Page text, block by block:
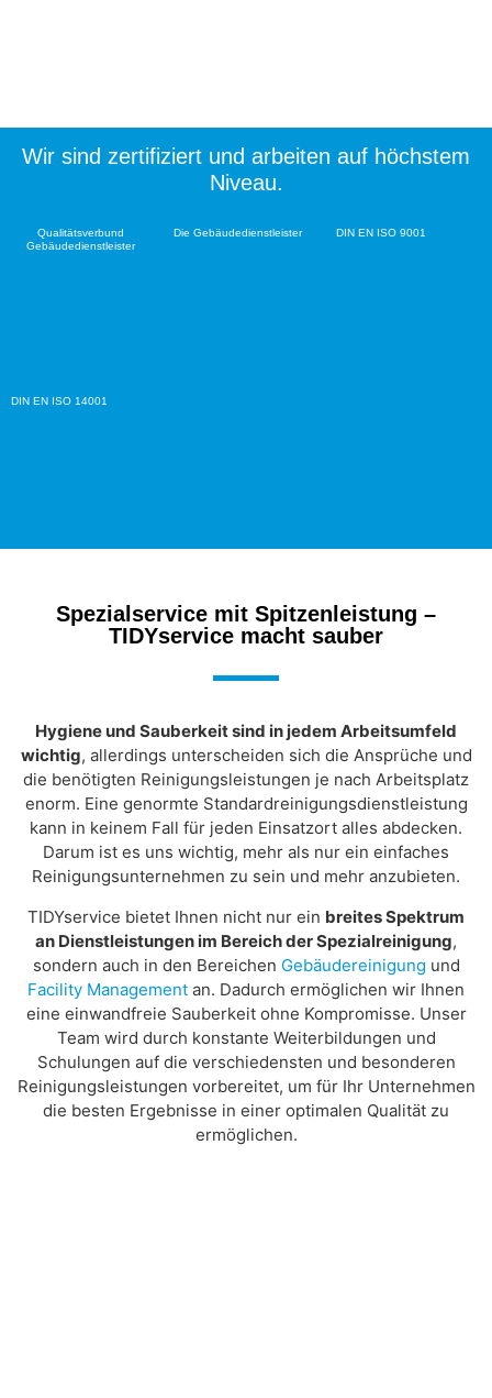
Wir sind zertifiziert und arbeiten auf höchstem
Niveau.
Qualitätsverbund
Gebäudedienstleister
Die Gebäudedienstleister DIN EN ISO 9001
DIN EN ISO 14001
Spezialservice mit Spitzenleistung –
TIDYservice macht sauber
Hygiene und Sauberkeit sind in jedem Arbeitsumfeld
wichtig, allerdings unterscheiden sich die Ansprüche und
die benötigten Reinigungsleistungen je nach Arbeitsplatz
enorm. Eine genormte Standardreinigungsdienstleistung
kann in keinem Fall für jeden Einsatzort alles abdecken.
Darum ist es uns wichtig, mehr als nur ein einfaches
Reinigungsunternehmen zu sein und mehr anzubieten.
TIDYservice bietet Ihnen nicht nur ein breites Spektrum
an Dienstleistungen im Bereich der Spezialreinigung,
sondern auch in den Bereichen Gebäudereinigung und
Facility Management an. Dadurch ermöglichen wir Ihnen
eine einwandfreie Sauberkeit ohne Kompromisse. Unser
Team wird durch konstante Weiterbildungen und
Schulungen auf die verschiedensten und besonderen
Reinigungsleistungen vorbereitet, um für Ihr Unternehmen
die besten Ergebnisse in einer optimalen Qualität zu
ermöglichen.